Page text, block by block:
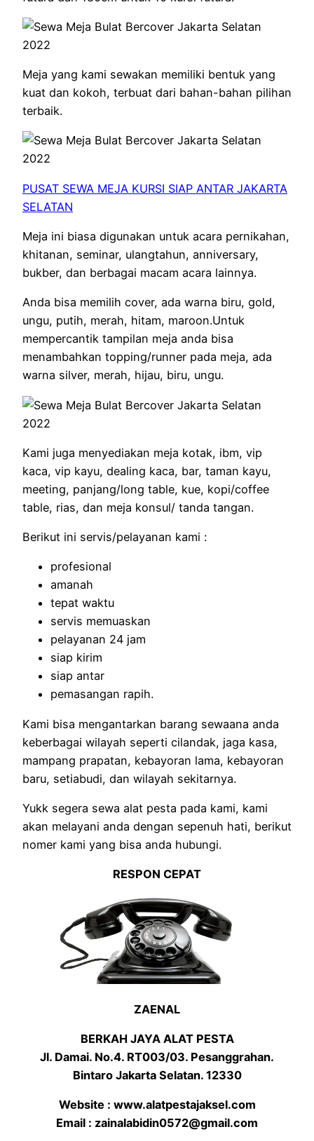
Meja yang kami sewakan memiliki bentuk yang
kuat dan kokoh, terbuat dari bahan-bahan pilihan
terbaik.
PUSAT SEWA MEJA KURSI SIAP ANTAR JAKARTA
SELATAN
Meja ini biasa digunakan untuk acara pernikahan,
khitanan, seminar, ulangtahun, anniversary,
bukber, dan berbagai macam acara lainnya.
Anda bisa memilih cover, ada warna biru, gold,
ungu, putih, merah, hitam, maroon.Untuk
mempercantik tampilan meja anda bisa
menambahkan topping/runner pada meja, ada
warna silver, merah, hijau, biru, ungu.
Kami juga menyediakan meja kotak, ibm, vip
kaca, vip kayu, dealing kaca, bar, taman kayu,
meeting, panjang/long table, kue, kopi/coffee
table, rias, dan meja konsul/ tanda tangan.
Berikut ini servis/pelayanan kami :
profesional
amanah
tepat waktu
servis memuaskan
pelayanan 24 jam
siap kirim
siap antar
pemasangan rapih.
Kami bisa mengantarkan barang sewaana anda
keberbagai wilayah seperti cilandak, jaga kasa,
mampang prapatan, kebayoran lama, kebayoran
baru, setiabudi, dan wilayah sekitarnya.
Yukk segera sewa alat pesta pada kami, kami
akan melayani anda dengan sepenuh hati, berikut
nomer kami yang bisa anda hubungi.
RESPON CEPAT
ZAENAL
BERKAH JAYA ALAT PESTA
Jl. Damai. No.4. RT003/03. Pesanggrahan.
Bintaro Jakarta Selatan. 12330
Website : www.alatpestajaksel.com
Email : zainalabidin0572@gmail.com